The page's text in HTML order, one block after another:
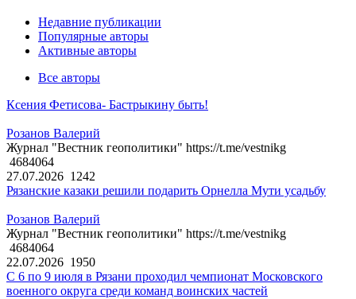
Недавние публикации
Популярные авторы
Активные авторы
Все авторы
Ксения Фетисова- Бастрыкину быть!
Розанов Валерий
Журнал "Вестник геополитики" https://t.me/vestnikg
4684064
27.07.2026 1242
Рязанские казаки решили подарить Орнелла Мути усадьбу
Розанов Валерий
Журнал "Вестник геополитики" https://t.me/vestnikg
4684064
22.07.2026 1950
С 6 по 9 июля в Рязани проходил чемпионат Московского
военного округа среди команд воинских частей